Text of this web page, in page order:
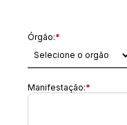
Órgão:*
Manifestação:*